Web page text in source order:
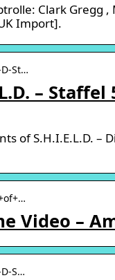
Clark Gregg
Import].
St…
– Staffel
of S.H.I.E.L.D. –
Video –
S…